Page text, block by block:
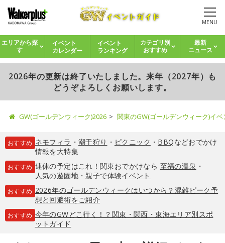
MENU
エリアから探
す
イベント
カレンダー
イベント
ランキング
カテゴリ別
おすすめ
最新
ニュース
2026年の更新は終了いたしました。来年（2027年）も
どうぞよろしくお願いします。
GW(ゴールデンウィーク)2026 関東のGW(ゴールデンウィーク)イ
おすすめ ネモフィラ ・ 潮干狩り ・ ピクニック ・ BBQなどおでかけ
情報を大特集
おすすめ 連休の予定はこれ！関東おでかけなら 至福の温泉 ・
人気の遊園地・親子で体験イベント
おすすめ 2026年のゴールデンウィークはいつから？混雑ピーク予
想と回避術をご紹介
おすすめ 今年のGWどこ行く！？関東・関西・東海エリア別スポ
ットガイド